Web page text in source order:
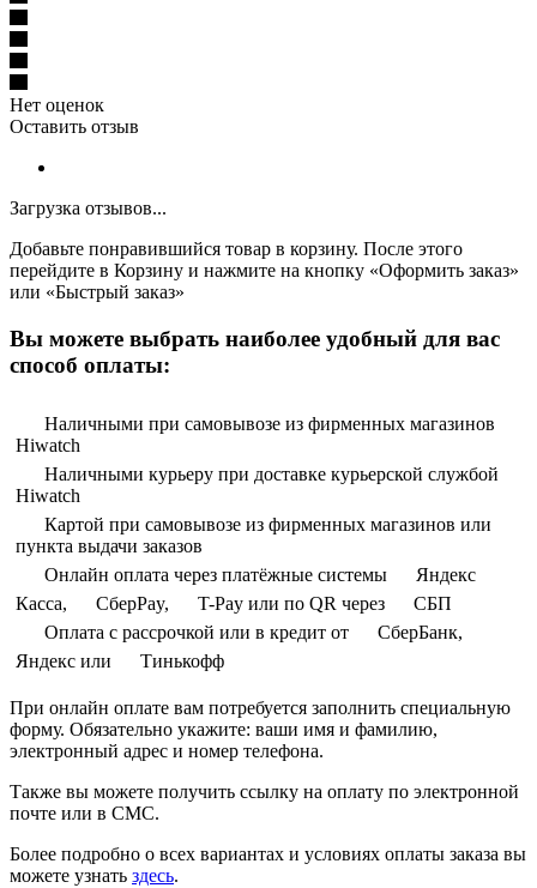
Нет оценок
Оставить отзыв
Загрузка отзывов...
Добавьте понравившийся товар в корзину. После этого
перейдите в Корзину и нажмите на кнопку «Оформить заказ»
или «Быстрый заказ»
Вы можете выбрать наиболее удобный для вас
способ оплаты:
Наличными при самовывозе из фирменных магазинов
Hiwatch
Наличными курьеру при доставке курьерской службой
Hiwatch
Картой при самовывозе из фирменных магазинов или
пункта выдачи заказов
Онлайн оплата через платёжные системы
Яндекс
Касса,
СберPay, T-Pay или по QR через
СБП
Оплата с рассрочкой или в кредит от
СберБанк,
Яндекс или
Тинькофф
При онлайн оплате вам потребуется заполнить специальную
форму. Обязательно укажите: ваши имя и фамилию,
электронный адрес и номер телефона.
Также вы можете получить ссылку на оплату по электронной
почте или в СМС.
Более подробно о всех вариантах и условиях оплаты заказа вы
можете узнать здесь.